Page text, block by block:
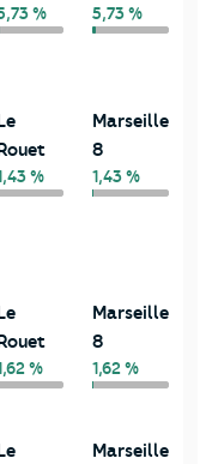
% 5,73 %
Le
Rouet
%
Marseille
8
1,43 %
Le
Rouet
%
Marseille
8
1,62 %
Le
Marseille